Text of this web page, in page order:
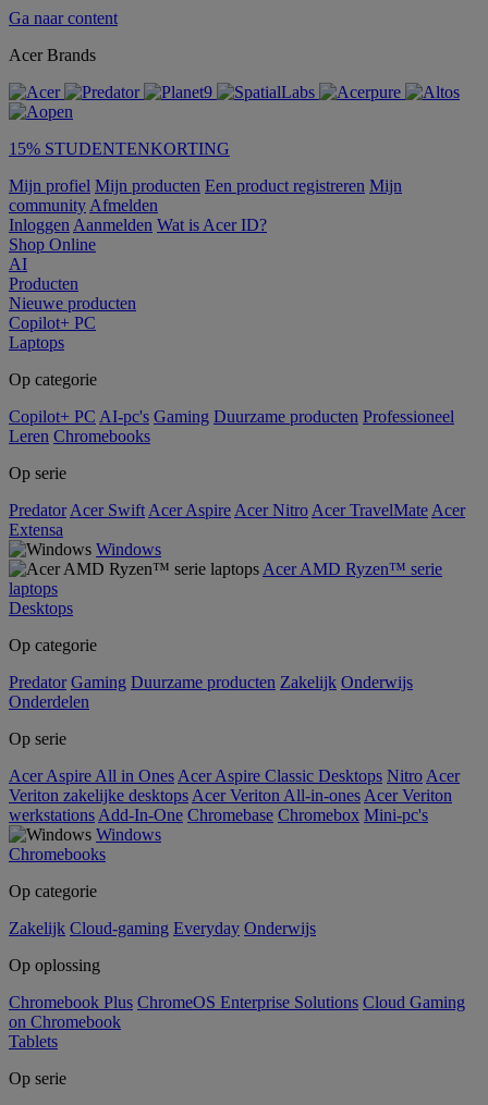
Ga naar content
Acer Brands
15% STUDENTENKORTING
Mijn profiel Mijn producten Een product registreren Mijn
community Afmelden
Inloggen Aanmelden Wat is Acer ID?
Shop Online
AI
Producten
Nieuwe producten
Copilot+ PC
Laptops
Op categorie
Copilot+ PC AI-pc's Gaming Duurzame producten Professioneel
Leren Chromebooks
Op serie
Predator Acer Swift Acer Aspire Acer Nitro Acer TravelMate Acer
Extensa
Windows
Acer AMD Ryzen™ serie
laptops
Desktops
Op categorie
Predator Gaming Duurzame producten Zakelijk Onderwijs
Onderdelen
Op serie
Acer Aspire All in Ones Acer Aspire Classic Desktops Nitro Acer
Veriton zakelijke desktops Acer Veriton All-in-ones Acer Veriton
werkstations Add-In-One Chromebase Chromebox Mini-pc's
Windows
Chromebooks
Op categorie
Zakelijk Cloud-gaming Everyday Onderwijs
Op oplossing
Chromebook Plus ChromeOS Enterprise Solutions Cloud Gaming
on Chromebook
Tablets
Op serie